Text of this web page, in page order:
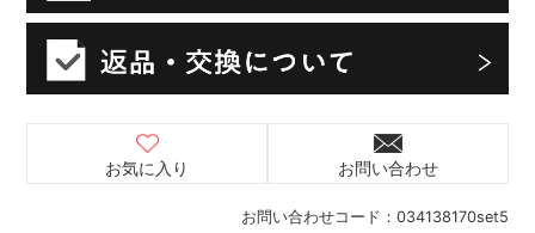
お問い合わせコード： 034138170set5
お気に入り お問い合わせ